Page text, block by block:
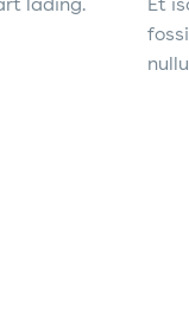
lading.
Et